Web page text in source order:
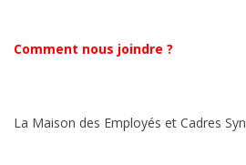
Comment nous joindre ?
La Maison des Employés et Cadres